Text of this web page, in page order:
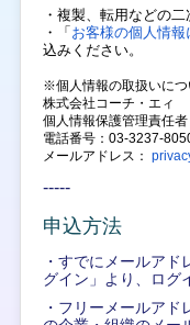
・複製、転用などの
・「 お客様の個人情
込みください。
※個人情報の取扱いにつ
株式会社コーチ・エィ
個人情報保護管理責任者
電話番号：03-3237-
メールアドレス：
-----
申込方法
・すでにメールア
グイン」より、ログ
・フリーメールア